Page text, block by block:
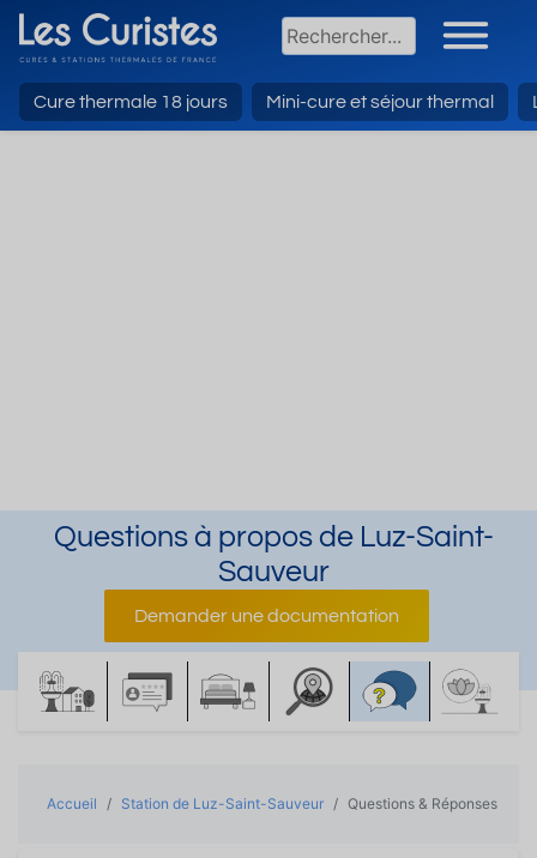
Cure thermale 18 jours Mini-cure et séjour thermal
Questions à propos de Luz-Saint-
Sauveur
Demander une documentation
Accueil Station de Luz-Saint-Sauveur Questions & Réponses